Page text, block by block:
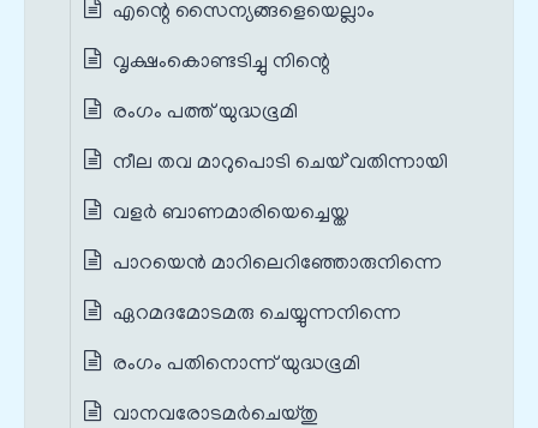
എന്റെ സൈന്യങ്ങളെയെല്ലാം
വൃക്ഷംകൊണ്ടടിച്ചു നിന്റെ
രംഗം പത്ത് യുദ്ധഭൂമി
നീല തവ മാറുപൊടി ചെയ്`വതിന്നായി
വളർ ബാണമാരിയെച്ചെയ്ത
പാറയെന്‍ മാറിലെറിഞ്ഞോരുനിന്നെ
ഏറമദമോടമരു ചെയ്യുന്നനിന്നെ
രംഗം പതിനൊന്ന് യുദ്ധഭൂമി
വാനവരോടമര്‍ചെയ്തു